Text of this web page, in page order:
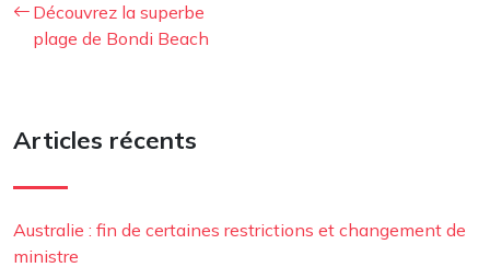
Découvrez la superbe
plage de Bondi Beach
Articles récents
Australie : fin de certaines restrictions et changement de
ministre